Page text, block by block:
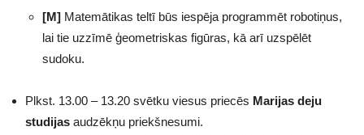
[M] Matemātikas teltī būs iespēja programmēt robotiņus,
lai tie uzzīmē ģeometriskas figūras, kā arī uzspēlēt
sudoku.
Plkst. 13.00 – 13.20 svētku viesus priecēs Marijas deju
studijas audzēkņu priekšnesumi.